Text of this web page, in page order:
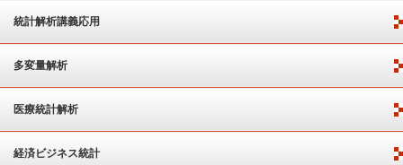
統計解析講義応用
多変量解析
医療統計解析
経済ビジネス統計